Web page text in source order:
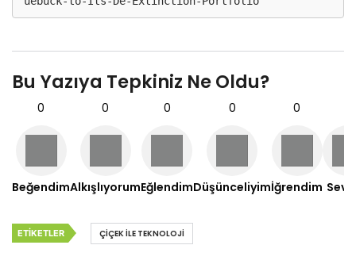
Bu Yazıya Tepkiniz Ne Oldu?
0
Beğendim
0
Alkışlıyorum
0
Eğlendim
0
Düşünceliyim
0
İğrendim
ETIKETLER ÇIÇEK ILE TEKNOLOJI